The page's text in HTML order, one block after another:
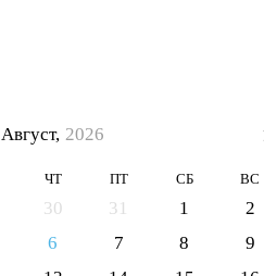
Август, 2026
ЧТ ПТ СБ ВС
30 31 1
2
6 7 8
9